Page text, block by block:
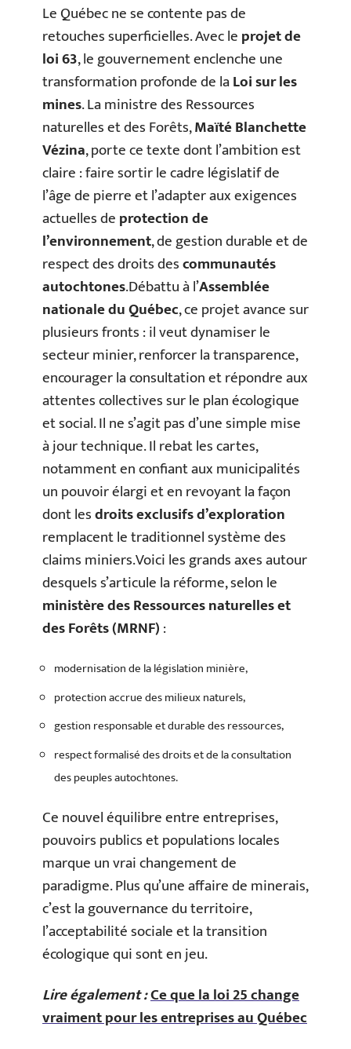
Le Québec ne se contente pas de
retouches superficielles. Avec leprojet de
loi 63, le gouvernement enclenche une
transformation profonde de laLoi sur les
mines. La ministre des Ressources
naturelles et des Forêts,Maïté Blanchette
Vézina, porte ce texte dont l’ambition est
claire : faire sortir le cadre législatif de
l’âge de pierre et l’adapter aux exigences
actuelles deprotection de
l’environnement, de gestion durable et de
respect des droits descommunautés
autochtones.Débattu à l’Assemblée
nationale du Québec, ce projet avance sur
plusieurs fronts : il veut dynamiser le
secteur minier, renforcer la transparence,
encourager la consultation et répondre aux
attentes collectives sur le plan écologique
et social. Il ne s’agit pas d’une simple mise
à jour technique. Il rebat les cartes,
notamment en confiant aux municipalités
un pouvoir élargi et en revoyant la façon
dont lesdroits exclusifs d’exploration
remplacent le traditionnel système des
claims miniers.Voici les grands axes autour
desquels s’articule la réforme, selon le
ministère des Ressources naturelles et
des Forêts (MRNF):
modernisation de la législation minière,
protection accrue des milieux naturels,
gestion responsable et durable des ressources,
respect formalisé des droits et de la consultation
des peuples autochtones.
Ce nouvel équilibre entre entreprises,
pouvoirs publics et populations locales
marque un vrai changement de
paradigme. Plus qu’une affaire de minerais,
c’est la gouvernance du territoire,
l’acceptabilité sociale et la transition
écologique qui sont en jeu.
Lire également :Ce que la loi 25 change
vraiment pour les entreprises au Québec